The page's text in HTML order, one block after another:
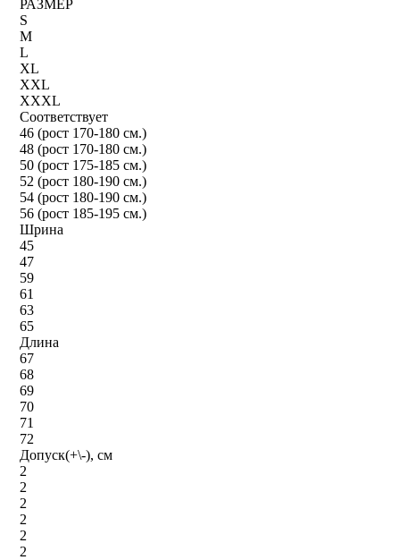
РАЗМЕР
S
M
L
XL
XXL
XXXL
Соответствует
46 (рост 170-180 см.)
48 (рост 170-180 см.)
50 (рост 175-185 см.)
52 (рост 180-190 см.)
54 (рост 180-190 см.)
56 (рост 185-195 см.)
Шрина
45
47
59
61
63
65
Длина
67
68
69
70
71
72
Допуск(+\-), см
2
2
2
2
2
2